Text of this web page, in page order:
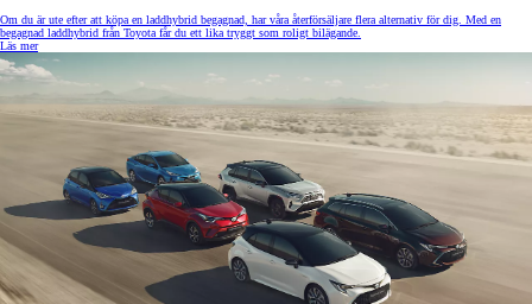
Om du är ute efter att köpa en laddhybrid begagnad, har våra återförsäljare flera alternativ för dig. Med en
begagnad laddhybrid från Toyota får du ett lika tryggt som roligt bilägande.
Läs mer